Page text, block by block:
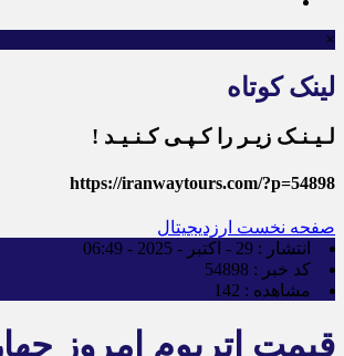
×
لینک کوتاه
لـیـنـک زیـر را کـپـی کـنـیـد !
https://iranwaytours.com/?p=54898
صفحه نخست ارزدیجیتال
انتشار : 29 - اکتبر - 2025 - 06:49
کد خبر : 54898
مشاهده : 142